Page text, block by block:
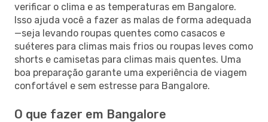
verificar o clima e as temperaturas em Bangalore.
Isso ajuda você a fazer as malas de forma adequada
—seja levando roupas quentes como casacos e
suéteres para climas mais frios ou roupas leves como
shorts e camisetas para climas mais quentes. Uma
boa preparação garante uma experiência de viagem
confortável e sem estresse para Bangalore.
O que fazer em Bangalore